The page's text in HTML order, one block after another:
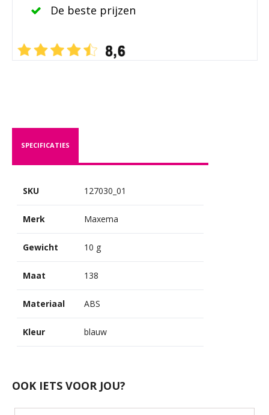
De beste prijzen
SPECIFICATIES
SKU 127030_01
Merk Maxema
Gewicht 10 g
Maat 138
Materiaal ABS
Kleur blauw
OOK IETS VOOR JOU?